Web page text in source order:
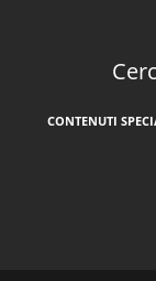
CONTENUTI